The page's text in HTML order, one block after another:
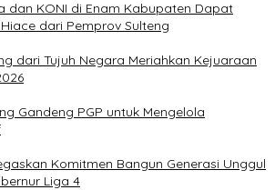
dan KONI di Enam Kabupaten Dapat
dari Pemprov Sulteng
dari Tujuh Negara Meriahkan Kejuaraan
Gandeng PGP untuk Mengelola
Komitmen Bangun Generasi Unggul
Liga 4